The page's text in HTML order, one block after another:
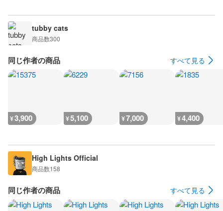
tubby cats
商品数300
同じ作者の商品 すべて見る
¥3,900 ¥5,100 ¥7,000 ¥4,400
High Lights Official
商品数158
同じ作者の商品 すべて見る